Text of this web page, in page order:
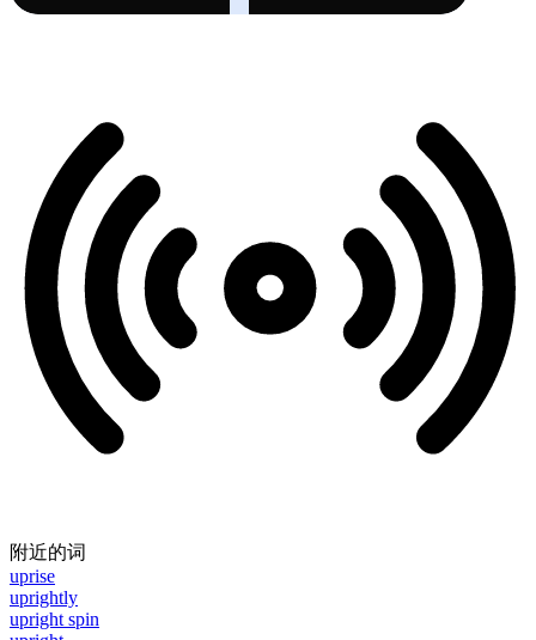
附近的词
uprise
uprightly
upright spin